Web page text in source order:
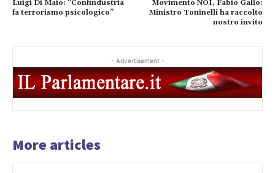
Luigi Di Maio: “Confindustria
fa terrorismo psicologico”
Movimento NOI, Fabio Gallo:
Ministro Toninelli ha raccolto
nostro invito
- Advertisement -
More articles